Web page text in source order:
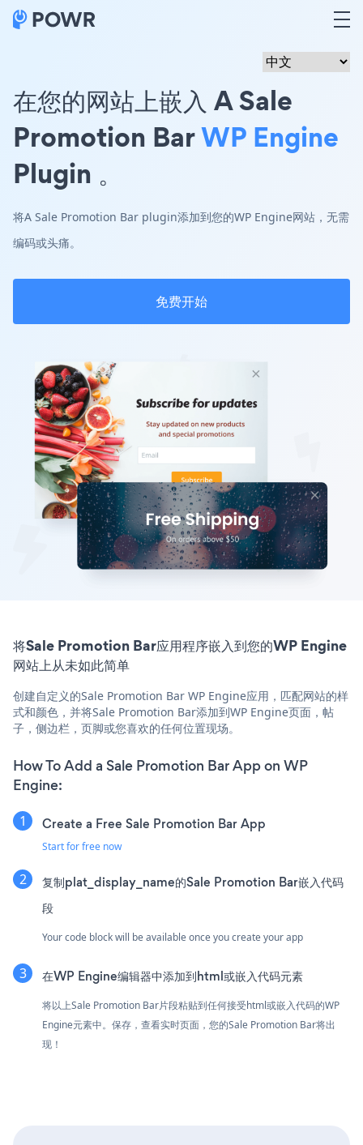
在您的网站上嵌入 A Sale
Promotion BarWP Engine
Plugin 。
将A Sale Promotion Bar plugin添加到您的WP Engine网站，无需
编码或头痛。
免费开始
将Sale Promotion Bar应用程序嵌入到您的WP Engine
网站上从未如此简单
创建自定义的Sale Promotion Bar WP Engine应用，匹配网站的样
式和颜色，并将Sale Promotion Bar添加到WP Engine页面，帖
子，侧边栏，页脚或您喜欢的任何位置现场。
How To Add a Sale Promotion Bar App on WP
Engine:
Create a Free Sale Promotion Bar App
Start for free now
复制plat_display_name的Sale Promotion Bar嵌入代码
段
Your code block will be available once you create your app
在WP Engine编辑器中添加到html或嵌入代码元素
将以上Sale Promotion Bar片段粘贴到任何接受html或嵌入代码的WP
Engine元素中。保存，查看实时页面，您的Sale Promotion Bar将出
现！